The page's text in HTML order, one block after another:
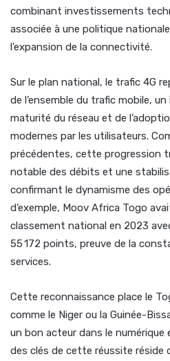
combinant investissements
associée à une politique
l’expansion de la connectivité.
Sur le plan national, le trafic 4G
de l’ensemble du trafic mobile,
maturité du réseau et de
modernes par les utilisateurs.
précédentes, cette progression
notable des débits et une
confirmant le dynamisme des
d’exemple, Moov Africa Togo
classement national en 2023
55 172 points, preuve de la
services.
Cette reconnaissance place le
comme le Niger ou la Guinée-
un bon acteur dans le numérique
des clés de cette réussite réside